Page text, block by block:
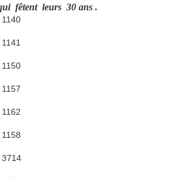
fêtent leurs 30 ans .